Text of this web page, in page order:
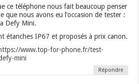
ce téléphone nous fait beaucoup penser
que nous avons eu l’occasion de tester :
Defy Mini.
étanches IP67 et proposés à prix canon.
www.top-for-phone.fr/test-
mini
Répondre